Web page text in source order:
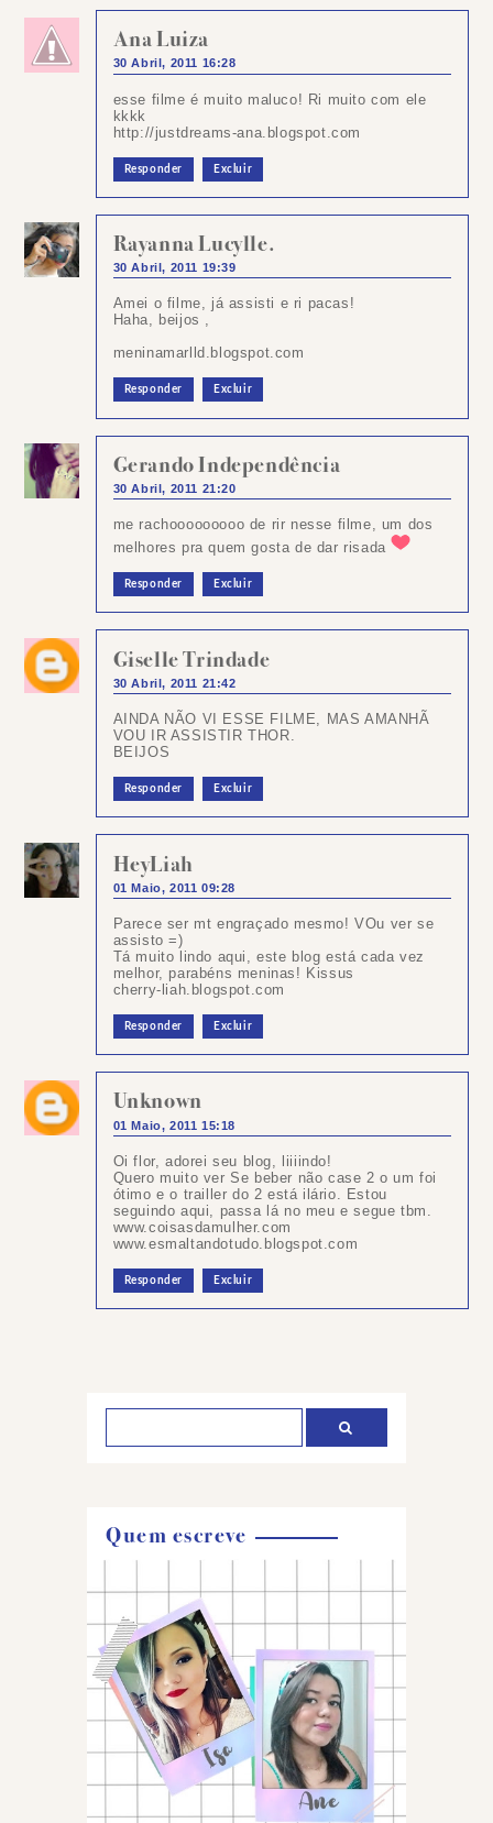
Ana Luiza
30 Abril, 2011 16:28
esse filme é muito maluco! Ri muito com ele
kkkk
http://justdreams-ana.blogspot.com
Responder Excluir
Rayanna Lucylle.
30 Abril, 2011 19:39
Amei o filme, já assisti e ri pacas!
Haha, beijos ,
meninamarlld.blogspot.com
Responder Excluir
Gerando Independência
30 Abril, 2011 21:20
me rachooooooooo de rir nesse filme, um dos
melhores pra quem gosta de dar risada
Responder Excluir
Giselle Trindade
30 Abril, 2011 21:42
AINDA NÃO VI ESSE FILME, MAS AMANHÃ
VOU IR ASSISTIR THOR.
BEIJOS
Responder Excluir
HeyLiah
01 Maio, 2011 09:28
Parece ser mt engraçado mesmo! VOu ver se
assisto =)
Tá muito lindo aqui, este blog está cada vez
melhor, parabéns meninas! Kissus
cherry-liah.blogspot.com
Responder Excluir
Unknown
01 Maio, 2011 15:18
Oi flor, adorei seu blog, liiiindo!
Quero muito ver Se beber não case 2 o um foi
ótimo e o trailler do 2 está ilário. Estou
seguindo aqui, passa lá no meu e segue tbm.
www.coisasdamulher.com
www.esmaltandotudo.blogspot.com
Responder Excluir
Quem escreve